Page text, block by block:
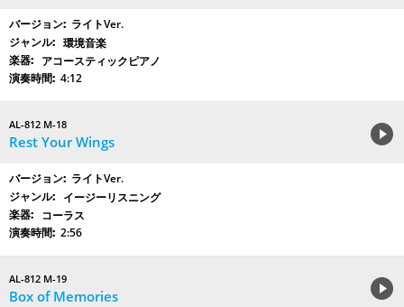
ライトVer.
環境音楽
アコースティックピアノ
4:12
AL-812 M-18
Rest Your Wings
ライトVer.
イージーリスニング
コーラス
2:56
AL-812 M-19
Box of Memories